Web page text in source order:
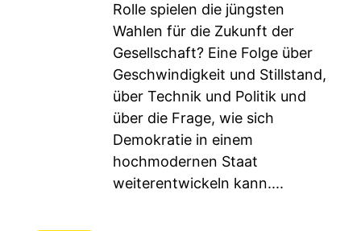
Rolle spielen die jüngsten
Wahlen für die Zukunft der
Gesellschaft? Eine Folge über
Geschwindigkeit und Stillstand,
über Technik und Politik und
über die Frage, wie sich
Demokratie in einem
hochmodernen Staat
weiterentwickeln kann....